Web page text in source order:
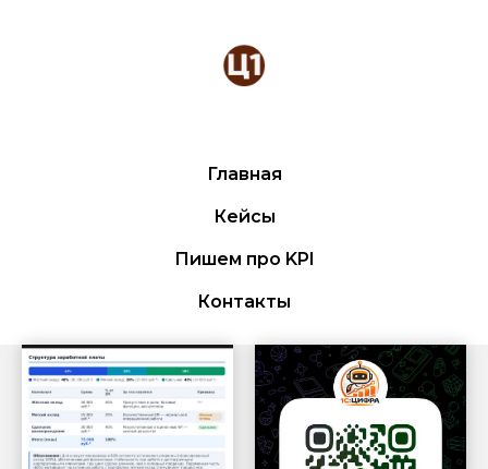
Главная
Кейсы
Пишем про KPI
Контакты